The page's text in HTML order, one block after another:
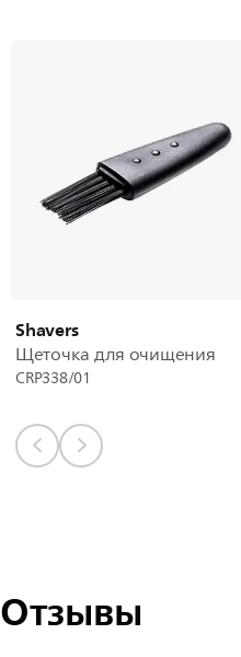
Shavers
Щеточка для очищения
CRP338/01
Отзывы